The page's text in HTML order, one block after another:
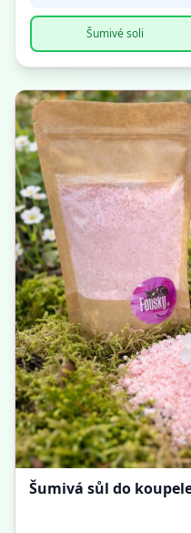
Šumivé soli
Šumivá sůl do